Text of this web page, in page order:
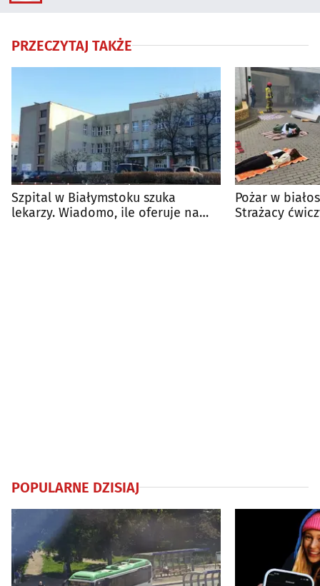
PRZECZYTAJ TAKŻE
Szpital w Białymstoku szuka
lekarzy. Wiadomo, ile oferuje na
Pożar w
Strażacy
POPULARNE DZISIAJ